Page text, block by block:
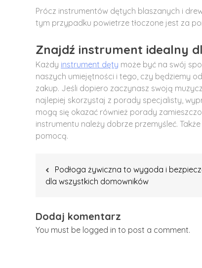
Prócz instrumentów dętych blaszanych i
tym przypadku powietrze tłoczone jest za
Znajdź instrument idealny
Każdy instrument dęty może być na swój
naszych umiejętności i tego, czy będziemy
zakup. Jeśli dopiero zaczynasz swoją
najlepiej skorzystaj z porady specjalisty,
mogą się okazać również porady
instrumentu należy dobrze przemyśleć.
pomocą.
wpisu
Podłoga żywiczna to wygoda i
dla wszystkich domowników
Dodaj komentarz
You must be logged in to post a comment.